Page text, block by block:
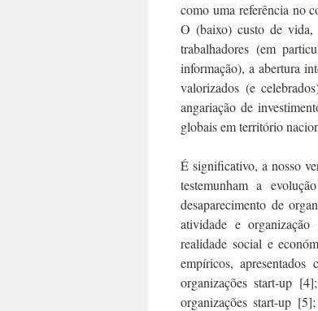
como uma referência no
O (baixo) custo de vida,
trabalhadores (em
informação), a abertura
valorizados (e
angariação de
globais em território
É significativo, a nosso
testemunham a
desaparecimento de
atividade e organização
realidade social e
empíricos,
organizações start-up
organizações start-up